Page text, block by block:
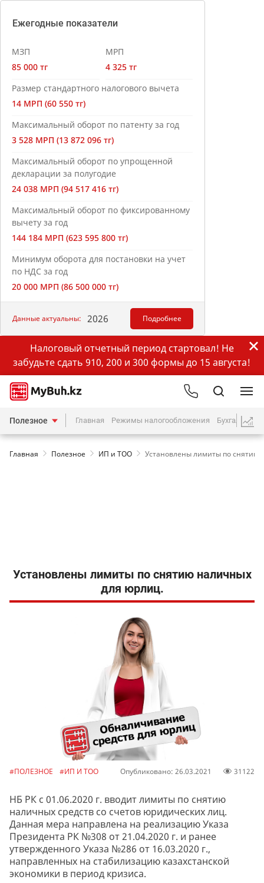
Ежегодные показатели
МЗП
85 000 тг
МРП
4 325 тг
Размер стандартного налогового вычета
14 МРП (60 550 тг)
Максимальный оборот по патенту за год
3 528 МРП (13 872 096 тг)
Максимальный оборот по упрощенной
декларации за полугодие
24 038 МРП (94 517 416 тг)
Максимальный оборот по фиксированному
вычету за год
144 184 МРП (623 595 800 тг)
Минимум оборота для постановки на учет
по НДС за год
20 000 МРП (86 500 000 тг)
Данные актуальны: 2026 Подробнее
Налоговый отчетный период стартовал! Не
забудьте сдать 910, 200 и 300 формы до 15 августа!
Полезное Главная Режимы налогообложения Бухгалтерия
Главная Полезное ИП и ТОО Установлены лимиты по снятию
Установлены лимиты по снятию наличных
для юрлиц.
#ПОЛЕЗНОЕ #ИП И ТОО Опубликовано: 26.03.2021 31122
НБ РК с 01.06.2020 г. вводит лимиты по снятию
наличных средств со счетов юридических лиц.
Данная мера направлена на реализацию Указа
Президента РК №308 от 21.04.2020 г. и ранее
утвержденного Указа №286 от 16.03.2020 г.,
направленных на стабилизацию казахстанской
экономики в период кризиса.